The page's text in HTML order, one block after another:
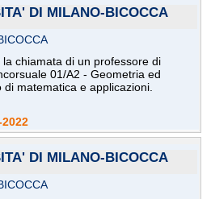
DI MILANO-BICOCCA
chiamata di un professore di
01/A2 - Geometria ed
matematica e applicazioni.
DI MILANO-BICOCCA